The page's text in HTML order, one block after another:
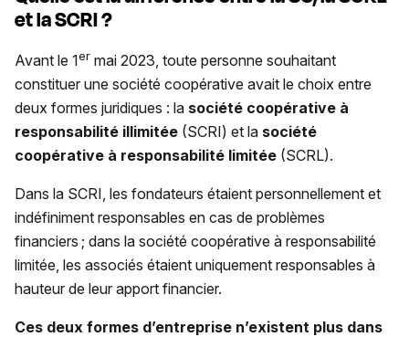
et la SCRI ?
Avant le 1er mai 2023, toute personne souhaitant
constituer une société coopérative avait le choix entre
deux formes juridiques : la société coopérative à
responsabilité illimitée (SCRI) et la société
coopérative à responsabilité limitée (SCRL).
Dans la SCRI, les fondateurs étaient personnellement et
indéfiniment responsables en cas de problèmes
financiers ; dans la société coopérative à responsabilité
limitée, les associés étaient uniquement responsables à
hauteur de leur apport financier.
Ces deux formes d’entreprise n’existent plus dans